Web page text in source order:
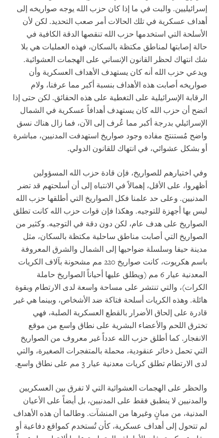
إسرائيليين. والبت في ما إذا كان حزب الله يوجه صواريخه إلى
أهداف عسكرية في تلك الحالات أمر صعب التحديد. لكن لأن
الأسلحة التي استخدمها حزب الله تنقصها الدقة الكافية في
حالة إصابتها لمناطق مكتظة بالسكان، فهذه العمليات هي بلا
شك انتهاك لحظر القانون الإنساني على الهجمات العشوائية.
ويدعي حزب الله أنه كان يستهدف الأهداف العسكرية وأن
صواريخه أصابت هذه الأهداف بنسبة أكبر مما عرفنا، ولام
الرقابة الإسرائيلية على التغطية على هذه الحقائق. لكن حتى إذا
اتضح أن حزب الله كان يستهدف أهدافاً عسكرية في الشمال
الإسرائيلي بدرجة أكبر مما عُرف إلى الآن، فما زال هناك نسق
واضح مُستنتج مفاده وجود صواريخ استهدفت المدنيين، مباشرة
أو بشكل عشوائي، في انتهاك للقانون الدولي.
وفي اختيارهم للصواريخ، فإن قادة حزب الله المسؤولين
أظهروا، على الأقل، إهمالاً في الانتباه إلى أن أسلحتهم قد تضر
المدنيين. وعلى حد علمنا فكل الصواريخ التي أطلقها حزب الله
ليس بها أجهزة للتوجيه. وهكذا فإن قوات حزب الله كانت تطلق
الصواريخ على هدف عام، لكن دون دقة في التوجيه. وكثير من
الصواريخ التي أصابت مناطق ساحلية مكتظة بالسكان، مثل
مدينة حيفا وسلسلة ضواحيها إلى الشمال والشرق المعروفة
باسم هكريوت، كانت صواريخ 220 مم مشحونة بآلاف الكريات
المعدنية عيار 6 مم (ويطلق عليها أحياناً الصواريخ حاملة
الكرات)، والتي تنتشر على مساحة واسعة لدى الارتطام وبقوة
هائلة. وهذه الكريات أسلحة فتاكة ضد الأشخاص، وبينما هي غير
قادرة على إلحاق الأضرار بالقطع العسكرية الصلبة، فهي
تخترق اللحم والأعضاء البشرية على نطاق واسع من موقع
الانفجار. كما أطلق حزب الله عدداً غير معروف من الصواريخ
التي تحمل ذخائر عنقودية، محملة بالمتفجرات الصغيرة، والتي
لدى الارتطام تطلق كريات معدنية عيار 3 مم على نطاق واسع.
والحظر على الهجمات العشوائية التي لا تفرق بين العسكريين
والمدنيين لا ينطبق فقط على المدنيين، بل أيضاً على الأعيان
المدنية، من مبانٍ وغيرها من المنشآت. وطالما أن هذه الأهداف
لم تتحول إلى أهداف عسكرية، كأن تُستخدم كمواقع دفاعية أو